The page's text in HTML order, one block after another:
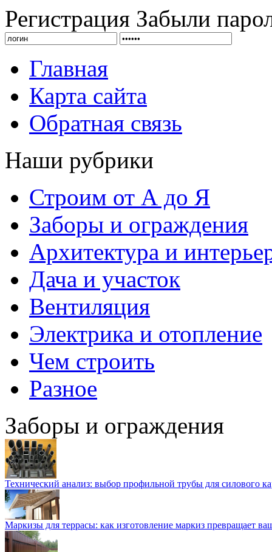
Регистрация Забыли
Главная
Карта сайта
Обратная связь
Наши рубрики
Строим от А до Я
Заборы и ограждения
Архитектура и
Дача и участок
Вентиляция
Электрика и отопление
Чем строить
Разное
Заборы и ограждения
Технический анализ: выбор профильной трубы для силового
Маркизы для террасы: как изготовление маркиз превращает